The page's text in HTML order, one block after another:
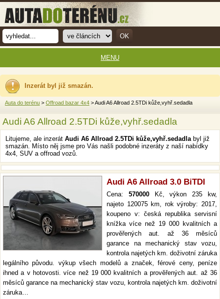
Inzerát byl již smazán.
Auta do terénu > Offroad bazar 4x4 > Audi A6 Allroad 2.5TDi kůže,vyhř.sedadla
Audi A6 Allroad 2.5TDi kůže,vyhř.sedadla
Litujeme, ale inzerát Audi A6 Allroad 2.5TDi kůže,vyhř.sedadlabyl již
smazán. Místo něj jsme pro Vás našli podobné inzeráty z naší nabídky
4x4, SUV a offroad vozů.
Audi A6 Allroad 3.0 BiTDI
Cena: 570000Kč, výkon 235 kw,
najeto 120075 km, rok výroby: 2017,
koupeno v: česká republika servisní
knížka více než 19 000 kvalitních a
prověřených aut. až 36 měsíců
garance na mechanický stav vozu,
kontrola najetých km. doživotní záruka
legálního původu. výkup všech modelů a značek, férové ceny, peníze
ihned a v hotovosti. více než 19 000 kvalitních a prověřených aut. až 36
měsíců garance na mechanický stav vozu, kontrola najetých km. doživotní
záruka…
MENU